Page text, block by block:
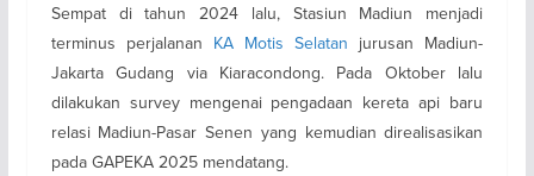
Sempat di tahun 2024 lalu, Stasiun Madiun menjadi
terminus perjalanan KA Motis Selatan jurusan Madiun-
Jakarta Gudang via Kiaracondong. Pada Oktober lalu
dilakukan survey mengenai pengadaan kereta api baru
relasi Madiun-Pasar Senen yang kemudian direalisasikan
pada GAPEKA 2025 mendatang.